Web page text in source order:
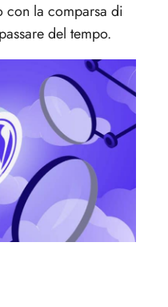
con la comparsa di
del tempo.